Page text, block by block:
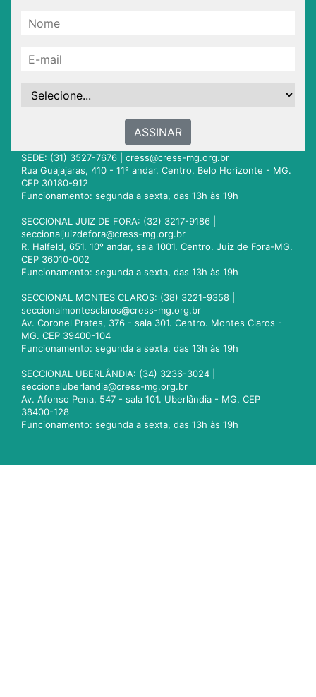
ASSINAR
SEDE: (31) 3527-7676 | cress@cress-mg.org.br
Rua Guajajaras, 410 - 11º andar. Centro. Belo Horizonte - MG.
CEP 30180-912
Funcionamento: segunda a sexta, das 13h às 19h
SECCIONAL JUIZ DE FORA: (32) 3217-9186 |
seccionaljuizdefora@cress-mg.org.br
R. Halfeld, 651. 10º andar, sala 1001. Centro. Juiz de Fora-MG.
CEP 36010-002
Funcionamento: segunda a sexta, das 13h às 19h
SECCIONAL MONTES CLAROS: (38) 3221-9358 |
seccionalmontesclaros@cress-mg.org.br
Av. Coronel Prates, 376 - sala 301. Centro. Montes Claros -
MG. CEP 39400-104
Funcionamento: segunda a sexta, das 13h às 19h
SECCIONAL UBERLÂNDIA: (34) 3236-3024 |
seccionaluberlandia@cress-mg.org.br
Av. Afonso Pena, 547 - sala 101. Uberlândia - MG. CEP
38400-128
Funcionamento: segunda a sexta, das 13h às 19h